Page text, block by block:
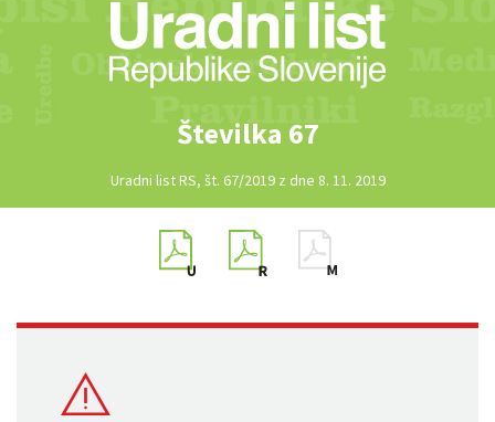
Številka 67
Uradni list RS, št. 67/2019 z dne 8. 11. 2019